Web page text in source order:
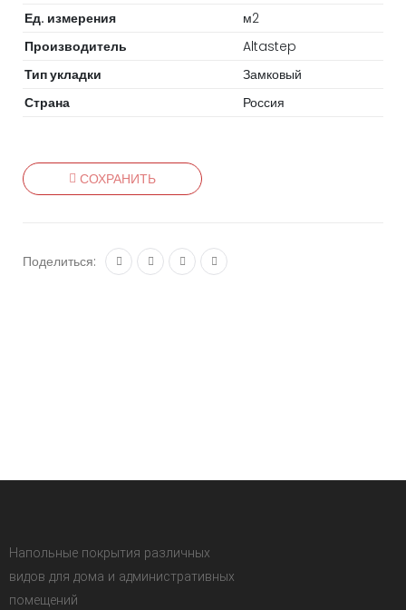
Ед. измерения
м2
Производитель
Altastep
Тип укладки
Замковый
Страна
Россия
СОХРАНИТЬ
Поделиться:
Напольные покрытия различных
видов для дома и административных
помещений